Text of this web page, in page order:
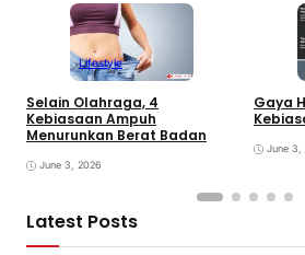
Lifestyle
Selain Olahraga, 4
Kebiasaan Ampuh
Menurunkan Berat Badan
June 3, 2026
Gaya
June 3,
Latest Posts